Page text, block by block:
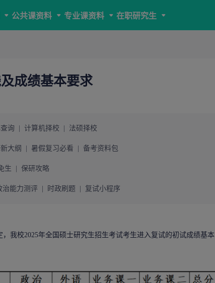
公共课资料 专业课资料 在职研究生
成绩基本要求
询 计算机择校 法硕择校
大纲 暑假复习必看 备考资料包
生 保研攻略
治能力测评 时政刷题 复试小程序
我校2025年全国硕士研究生招生考试考生进入复试的初试成绩基本